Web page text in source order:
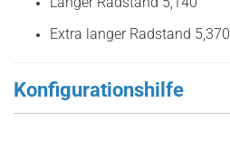
Extra langer Radstand 5,370
Konfigurationshilfe